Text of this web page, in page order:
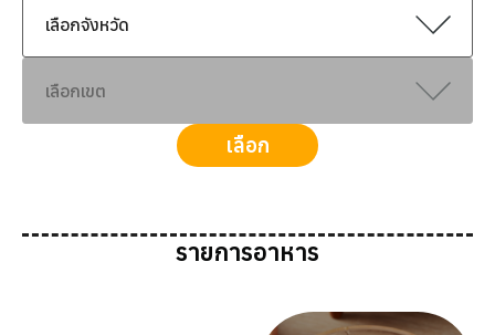
เลือก
รายการอาหาร